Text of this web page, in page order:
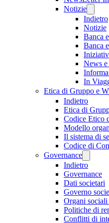
Notizie
Indietro
Notizie
Banca
Banca
News
In
Etica di Gruppo e
Indietro
Etica di
Codice Etico
Modello
Il sistema di
Codice di
Governance
Indietro
Governance
Dati societari
Governo
Organi
Politiche di
Conflitti di